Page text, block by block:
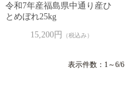
令和7年産福島県中通り産ひ
とめぼれ25kg
15,200円
（税込み）
表示件数：1～6/6